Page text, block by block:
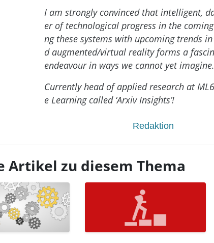
I am strongly convinced that intelligent,
er of technological progress in the
ng these systems with upcoming trends
d augmented/virtual reality forms a
endeavour in ways we cannot yet imagine.
Currently head of applied research at
e Learning called ‘Arxiv Insights’!
Redaktion
Artikel zu diesem Thema